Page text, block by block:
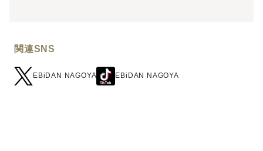
関連SNS
EBiDAN NAGOYA EBiDAN NAGOYA